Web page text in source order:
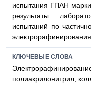
испытания ГПАН
результаты
испытаний по
КЛЮЧЕВЫЕ СЛОВА
полиакрилонитрил,